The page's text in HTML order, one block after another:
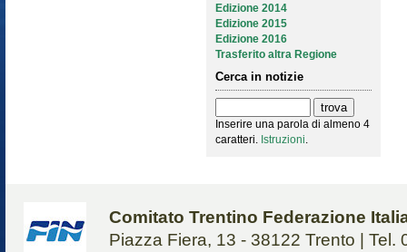
Edizione 2014
Edizione 2015
Edizione 2016
Trasferito altra Regione
Cerca in notizie
Inserire una parola di almeno 4
caratteri. Istruzioni.
Comitato Trentino Federazione
Piazza Fiera, 13 - 38122 Trento |